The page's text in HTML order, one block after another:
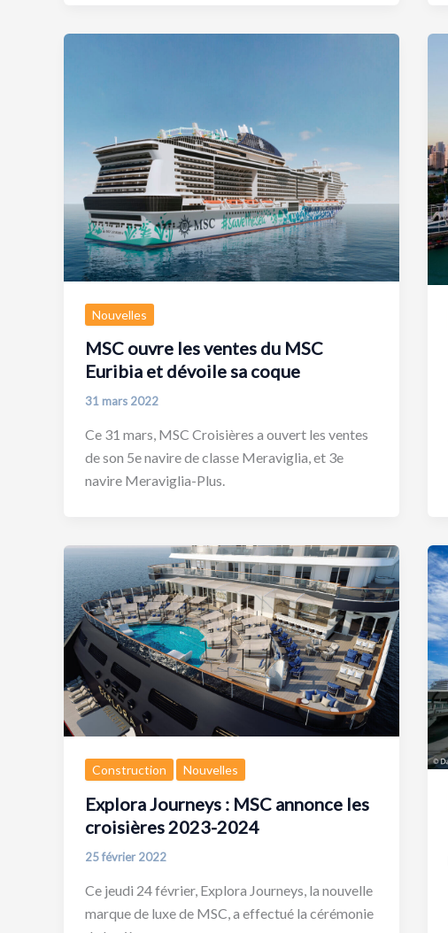
Nouvelles
MSC ouvre les ventes du MSC
Euribia et dévoile sa coque
31 mars 2022
Ce 31 mars, MSC Croisières a ouvert les ventes
de son 5e navire de classe Meraviglia, et 3e
navire Meraviglia-Plus.
Construction Nouvelles
Explora Journeys : MSC annonce les
croisières 2023-2024
25 février 2022
Ce jeudi 24 février, Explora Journeys, la nouvelle
marque de luxe de MSC, a effectué la cérémonie